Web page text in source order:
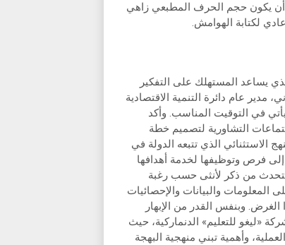
أن يكون حجم الحرف المطبعي زاهي
لكتابة الهوامش.
يساعد المستهلك على التفكير
عام دائرة التنمية الاقتصادية
في التوقيت المناسب. وأكد
التشاورية لتصميم خطة
الاستثنائي الذي تتبعه الدولة في
فرص وتوظيفها لخدمة أهدافها
من ذكر لأنثى حسب رغبة
والبيانات والإحصائيات
وبنفس القدر من الإبهار
«ليغو للتعليم» الدنماركية، حيث
وأهمية تبني منهجية البهجة